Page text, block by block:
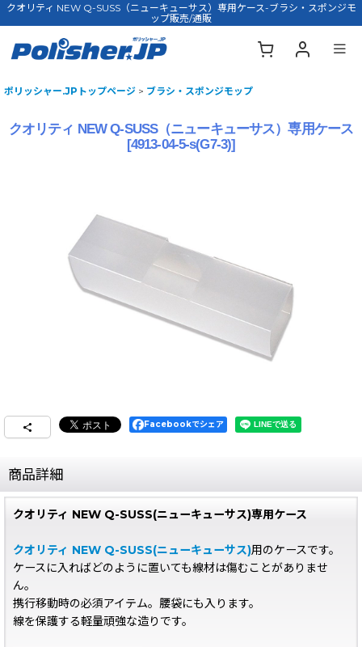
クオリティ NEW Q-SUSS（ニューキューサス）専用ケース-ブラシ・スポンジモ
ップ販売/通販
ポリッシャー.JPトップページ > ブラシ・スポンジモップ
クオリティ NEW Q-SUSS（ニューキューサス）専用ケース
[4913-04-5-s(G7-3)]
Facebookでシェア
商品詳細
クオリティ NEW Q-SUSS(ニューキューサス)専用ケース
クオリティ NEW Q-SUSS(ニューキューサス)用のケースです。
ケースに入ればどのように置いても線材は傷むことがありませ
ん。
携行移動時の必須アイテム。腰袋にも入ります。
線を保護する軽量頑強な造りです。